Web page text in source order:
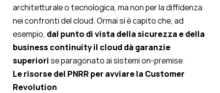
architetturale o tecnologica, ma non per la diffidenza
nei confronti del cloud. Ormai si è capito che, ad
esempio, dal punto di vista della sicurezza e della
business continuity il cloud dà garanzie
superiorise paragonato ai sistemi on-premise.
Le risorse del PNRR per avviare la Customer
Revolution